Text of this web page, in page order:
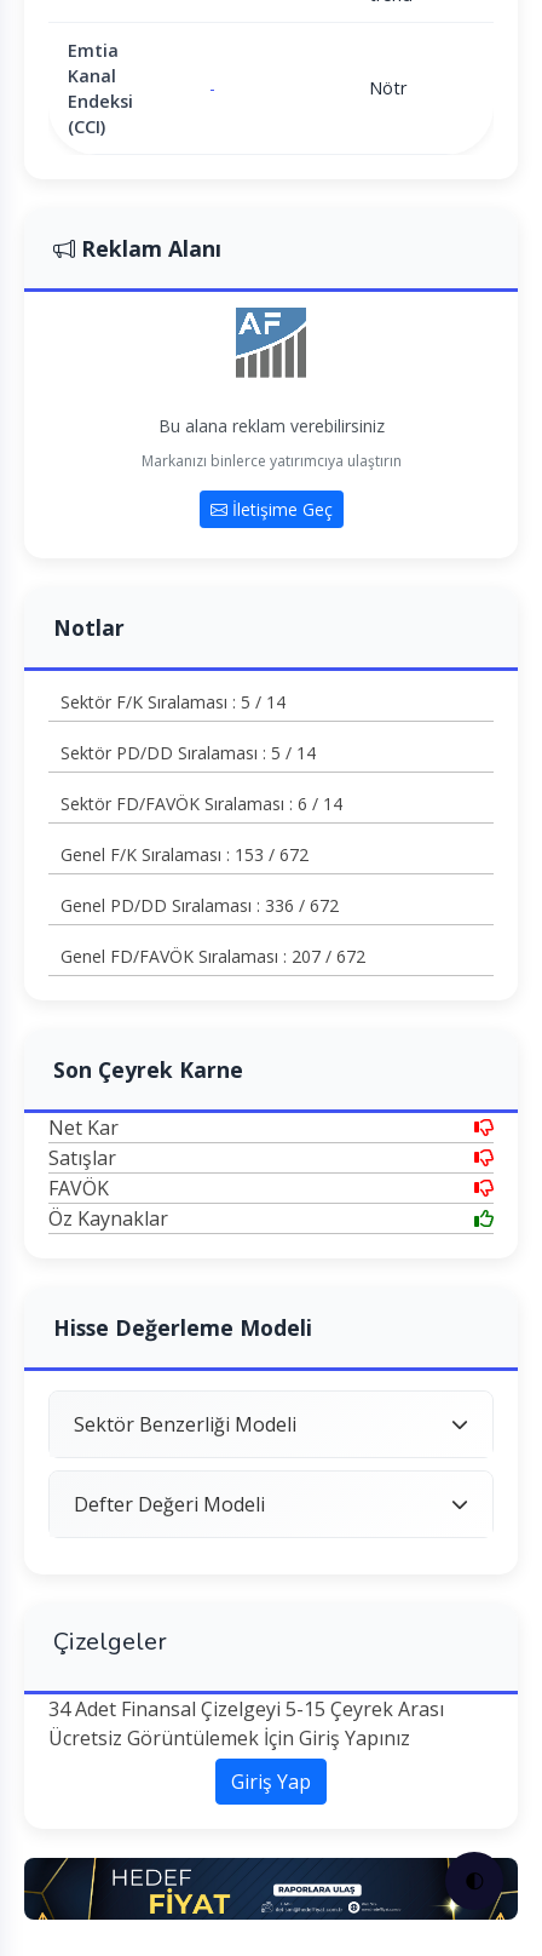
🌓
Emtia
Kanal
Endeksi
(CCI)
- Nötr
Reklam Alanı
Bu alana reklam verebilirsiniz
Markanızı binlerce yatırımcıya ulaştırın
İletişime Geç
Notlar
Sektör F/K Sıralaması : 5 / 14
Sektör PD/DD Sıralaması : 5 / 14
Sektör FD/FAVÖK Sıralaması : 6 / 14
Genel F/K Sıralaması : 153 / 672
Genel PD/DD Sıralaması : 336 / 672
Genel FD/FAVÖK Sıralaması : 207 / 672
Son Çeyrek Karne
Net Kar
Satışlar
FAVÖK
Öz Kaynaklar
Hisse Değerleme Modeli
Sektör Benzerliği Modeli
Defter Değeri Modeli
Çizelgeler
34 Adet Finansal Çizelgeyi 5-15 Çeyrek Arası
Ücretsiz Görüntülemek İçin Giriş Yapınız
Giriş Yap